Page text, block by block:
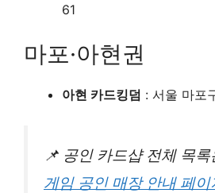
61
마포·아현권
아현 카드킹덤 : 서울 마포
📌 공인 카드샵 전체 목록
게임 공인 매장 안내 페이